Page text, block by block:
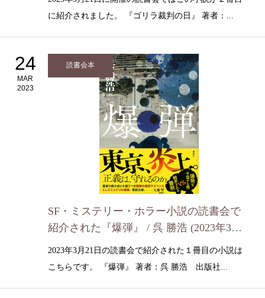
に紹介されました。 『ゴリラ裁判の日』 著者：...
24
MAR
2023
読書会本
SF・ミステリー・ホラー小説の読書会で
紹介された『爆弾』 / 呉 勝浩 (2023年3月2
1日）
2023年3月21日の読書会で紹介された１冊目の小説は
こちらです。 『爆弾』 著者：呉 勝浩 出版社...